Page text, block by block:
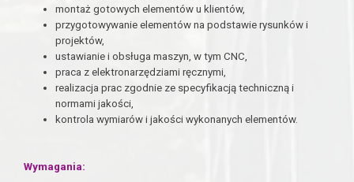
montaż gotowych elementów u klientów,
przygotowywanie elementów na podstawie rysunków i
projektów,
ustawianie i obsługa maszyn, w tym CNC,
praca z elektronarzędziami ręcznymi,
realizacja prac zgodnie ze specyfikacją techniczną i
normami jakości,
kontrola wymiarów i jakości wykonanych elementów.
Wymagania: